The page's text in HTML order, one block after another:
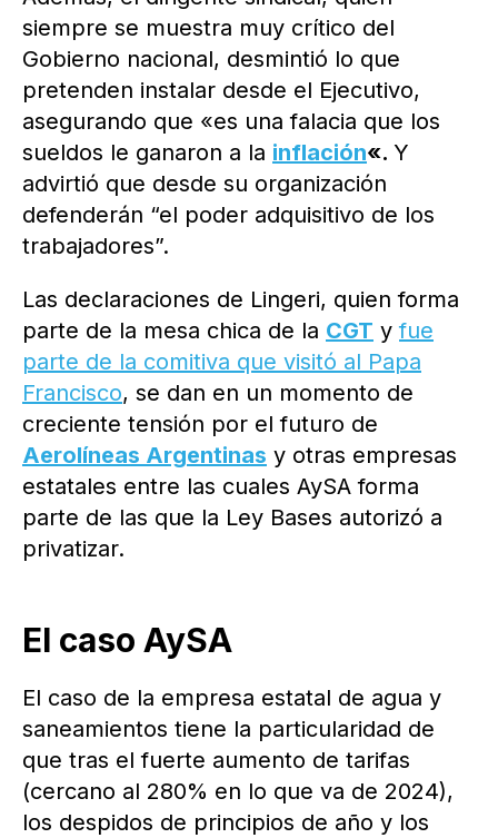
siempre se muestra muy crítico del
Gobierno nacional, desmintió lo que
pretenden instalar desde el Ejecutivo,
asegurando que «es una falacia que los
sueldos le ganaron a la inflación«. Y
advirtió que desde su organización
defenderán “el poder adquisitivo de los
trabajadores”.
Las declaraciones de Lingeri, quien forma
parte de la mesa chica de la CGT yfue
parte de la comitiva que visitó al Papa
Francisco, se dan en un momento de
creciente tensión por el futuro de
Aerolíneas Argentinas y otras empresas
estatales entre las cuales AySA forma
parte de las que la Ley Bases autorizó a
privatizar.
El caso AySA
El caso de la empresa estatal de agua y
saneamientos tiene la particularidad de
que tras el fuerte aumento de tarifas
(cercano al 280% en lo que va de 2024),
los despidos de principios de año y los